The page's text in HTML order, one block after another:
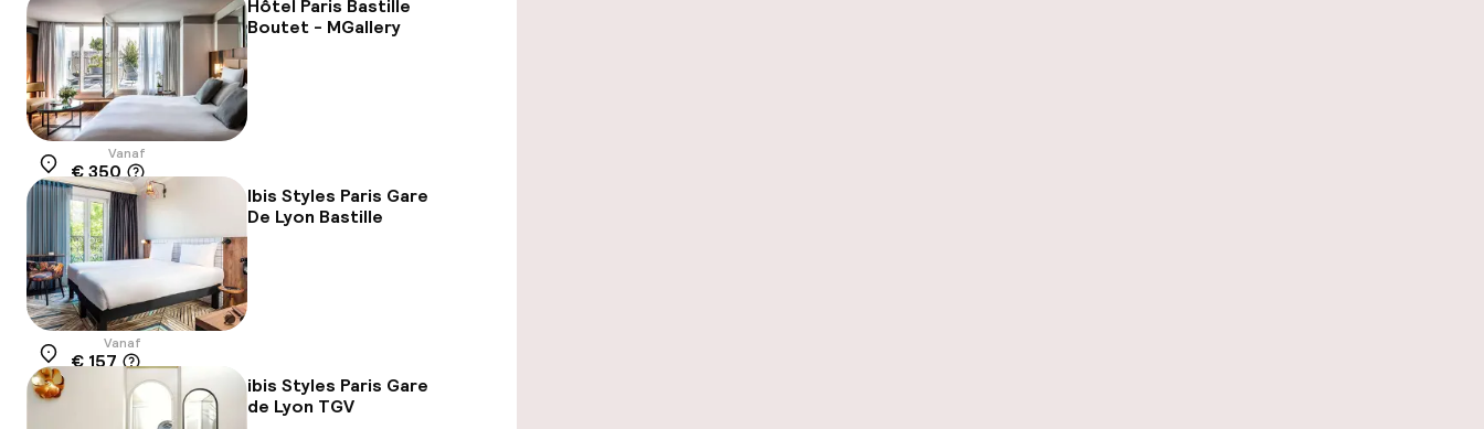
Hôtel Paris Bastille
Boutet - MGallery
Locatie
Vanaf
€ 350
Ibis Styles Paris Gare
De Lyon Bastille
Locatie
Vanaf
€ 157
ibis Styles Paris Gare
de Lyon TGV